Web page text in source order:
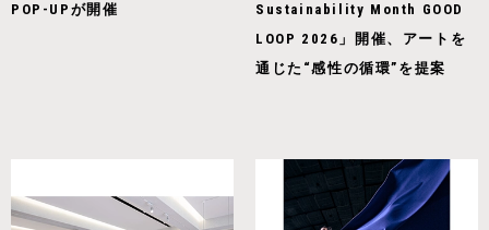
POP-UPが開催
Sustainability Month GOOD
LOOP 2026」開催、アートを
通じた“感性の循環”を提案